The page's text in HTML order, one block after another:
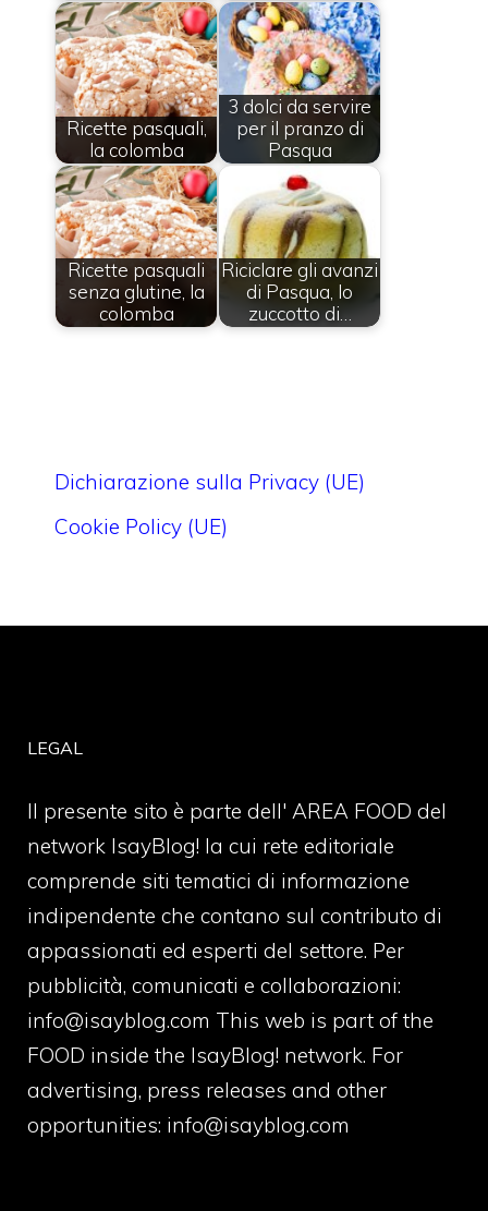
Ricette pasquali,
la colomba
3 dolci da servire
per il pranzo di
Pasqua
Ricette pasquali
senza glutine, la
colomba
Riciclare gli avanzi
di Pasqua, lo
zuccotto di…
Dichiarazione sulla Privacy (UE)
Cookie Policy (UE)
LEGAL
Il presente sito è parte dell' AREA FOOD del
network IsayBlog! la cui rete editoriale
comprende siti tematici di informazione
indipendente che contano sul contributo di
appassionati ed esperti del settore. Per
pubblicità, comunicati e collaborazioni:
info@isayblog.com This web is part of the
FOOD inside the IsayBlog! network. For
advertising, press releases and other
opportunities: info@isayblog.com